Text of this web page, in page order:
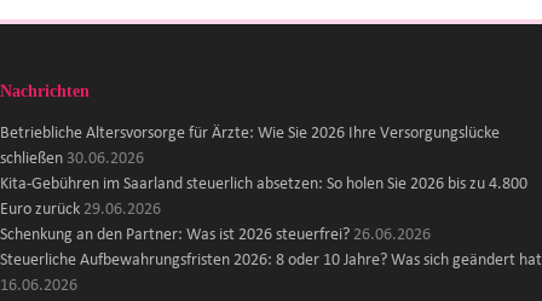
Nachrichten
Betriebliche Altersvorsorge für Ärzte: Wie Sie 2026 Ihre Versorgungslücke
schließen 30.06.2026
Kita-Gebühren im Saarland steuerlich absetzen: So holen Sie 2026 bis zu 4.800
Euro zurück 29.06.2026
Schenkung an den Partner: Was ist 2026 steuerfrei? 26.06.2026
Steuerliche Aufbewahrungsfristen 2026: 8 oder 10 Jahre? Was sich geändert hat
16.06.2026